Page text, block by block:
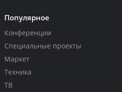
Популярное
Конференции
Специальные проекты
Маркет
Техника
ТВ